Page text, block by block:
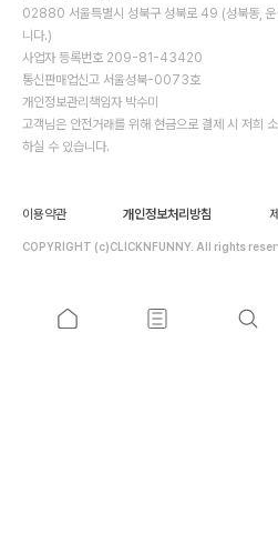
02880 서울특별시 성북구 성북로 49 (성북동, 운
니다.)
사업자 등록번호 209-81-43420
통신판매업신고 서울성북-0073호
개인정보관리책임자 박수미
고객님은 안전거래를 위해 현금으로 결제 시 저희
하실 수 있습니다.
이용약관 개인정보처리방침
COPYRIGHT (c)CLICKNFUNNY. All rights